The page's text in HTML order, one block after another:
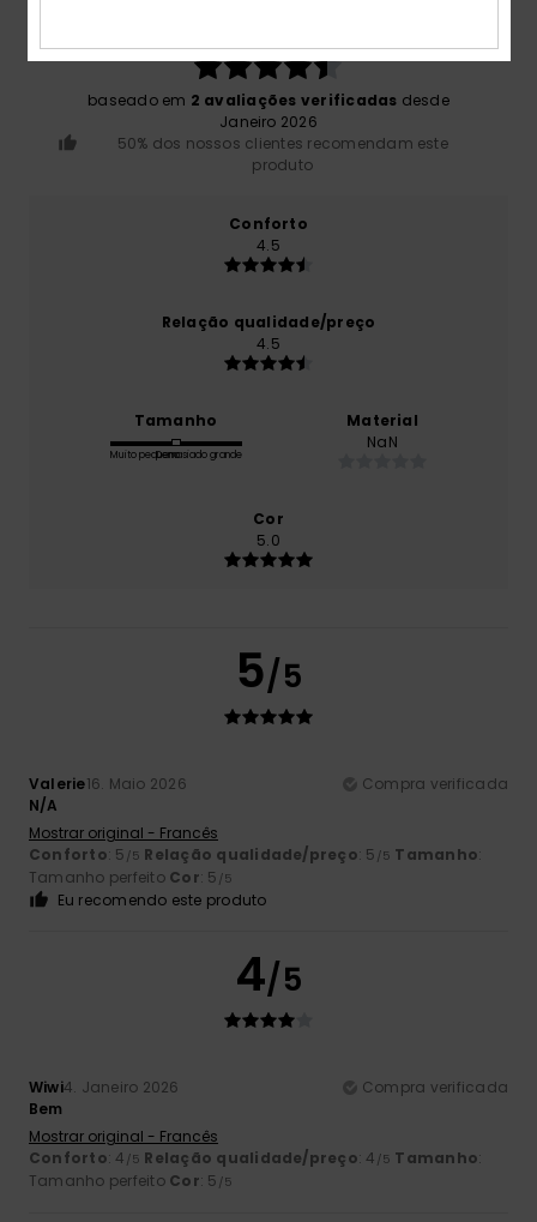
baseado em 2 avaliações verificadas desde
Janeiro 2026
50% dos nossos clientes recomendam este
produto
Conforto
4.5
Relação qualidade/preço
4.5
Tamanho
Muito pequenoDemasiado grande
Material
NaN
Cor
5.0
5/5
Valerie16. Maio 2026
Compra verificada
N/A
Mostrar original - Francês
Conforto: 5 /5 Relação qualidade/preço: 5 /5 Tamanho:
Tamanho perfeito Cor: 5 /5
Eu recomendo este produto
4/5
Wiwi4. Janeiro 2026
Compra verificada
Bem
Mostrar original - Francês
Conforto: 4 /5 Relação qualidade/preço: 4 /5 Tamanho:
Tamanho perfeito Cor: 5 /5